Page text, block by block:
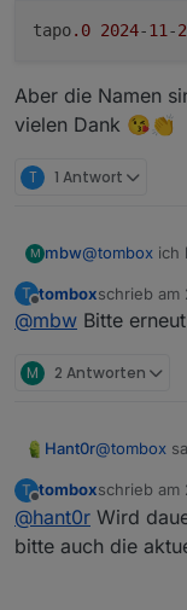
tapo.0 2024-11 -
Aber die Namen
vielen Dank 😘👏
T 1 Antwort
M mbw@tombox ich
T
Offline
tomboxschrieb am
zuletzt
@mbw Bitte
M 2 Antworten
Hant0r@tombox
@hant0r
T
Offline
tomboxschrieb am
zuletzt
@hant0r Wird
bitte auch die